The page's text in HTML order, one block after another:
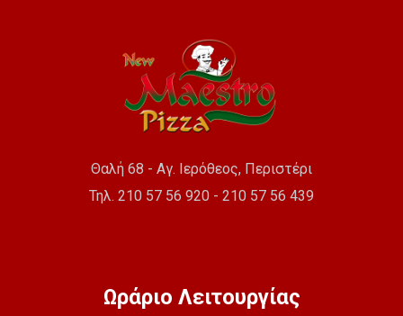
Θαλή 68 - Αγ. Ιερόθεος, Περιστέρι
Τηλ. 210 57 56 920 - 210 57 56 439
Ωράριο Λειτουργίας